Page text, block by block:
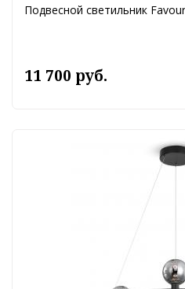
Подвесной светильник
11 700 руб.